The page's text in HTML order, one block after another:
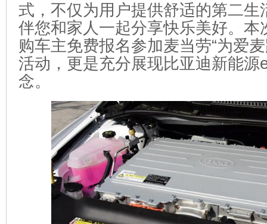
式，不仅为用户提供舒适的第二生
伴您和家人一起分享快乐美好。本
购车主免费报名参加麦当劳“为爱
活动，更是充分展现比亚迪新能源
念。